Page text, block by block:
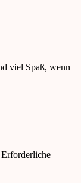
viel Spaß, wenn
Erforderliche